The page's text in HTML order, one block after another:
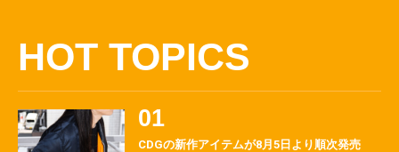
HOT TOPICS
CDGの新作アイテムが8月5日より順次発売